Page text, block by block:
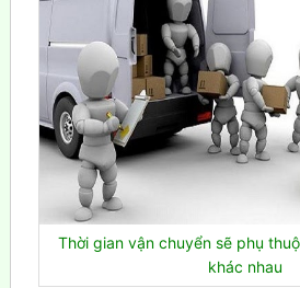
Thời gian vận chuyển sẽ phụ
khác nhau